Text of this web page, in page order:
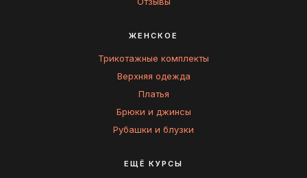
ЖЕНСКОЕ
Трикотажные комплекты
Верхняя одежда
Платья
Брюки и джинсы
Рубашки и блузки
ЕЩЁ КУРСЫ